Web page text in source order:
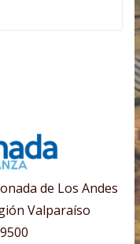
de Los Andes
Valparaíso